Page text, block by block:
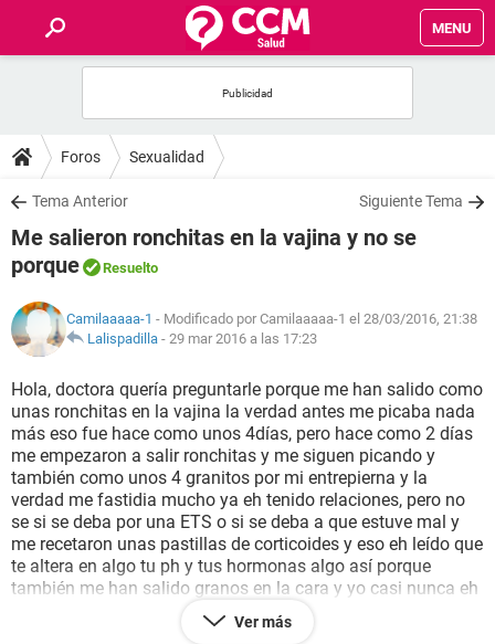
MENU
FOROS
SALUD
NUTRICIÓN
SEXUALIDAD
GLOSARIO
Foros Sexualidad
Tema Anterior Siguiente Tema
Me salieron ronchitas en la vajina y no se
porque
Resuelto
Camilaaaaa-1 - Modificado por Camilaaaaa-1 el 28/03/2016, 21:38
Lalispadilla - 29 mar 2016 a las 17:23
Hola, doctora quería preguntarle porque me han salido como
unas ronchitas en la vajina la verdad antes me picaba nada
más eso fue hace como unos 4días, pero hace como 2 días
me empezaron a salir ronchitas y me siguen picando y
también como unos 4 granitos por mi entrepierna y la
verdad me fastidia mucho ya eh tenido relaciones, pero no
se si se deba por una ETS o si se deba a que estuve mal y
me recetaron unas pastillas de corticoides y eso eh leído que
te altera en algo tu ph y tus hormonas algo así porque
también me han salido granos en la cara y yo casi nunca eh
sufrido de granos y la verdad no quiero ir al ginecólogo
porque tendría que ir con mi mamá y no quiero que se entere
Ver más